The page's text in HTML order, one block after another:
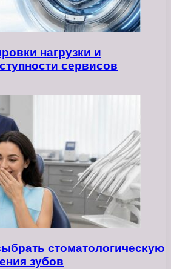
нагрузки и
сервисов
стоматологическую
зубов